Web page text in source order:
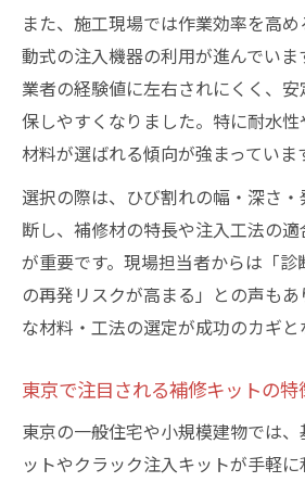
また、施工現場では作業効率を高
動式の注入機器の利用が進んでいま
業者の経験値に左右されにくく、
保しやすくなりました。特に耐水
材料が選ばれる傾向が強まっていま
選択の際は、ひび割れの幅・深さ
断し、補修材の特長や注入工法の
が重要です。現場担当者からは「
の再発リスクが高まる」との声も
な材料・工法の選定が成功のカギと
東京で注目される補修キットの
東京の一般住宅や小規模建物では
ットやクラック注入キットが手軽